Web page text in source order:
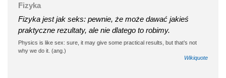
Fizyka
Fizyka jest jak seks: pewnie, że może dawać jakieś
praktyczne rezultaty, ale nie dlatego to robimy.
Physics is like sex: sure, it may give some practical results, but that’s not
why we do it. (ang.)
Wikiquote